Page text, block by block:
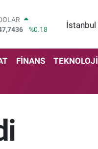
%0.18
%0.32
BITCOIN
İstanbul
FİNANS TEKNOLOJİ